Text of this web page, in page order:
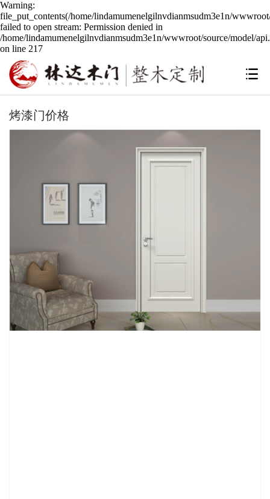
Warning:
file_put_contents(/home/lindamumenelgilnvdianmsudm3e1n/
failed to open stream: Permission denied in
/home/lindamumenelgilnvdianmsudm3e1n/wwwroot/source/model/
on line 217
烤漆门价格